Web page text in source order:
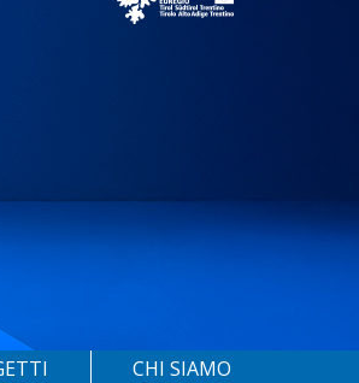
CHI SIAMO